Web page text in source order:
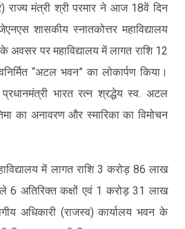
राज्य मंत्री श्री परमार ने आज 18वें दिन
शासकीय स्नातकोत्तर महाविद्यालय
पर महाविद्यालय में लागत राशि 12
“अटल भवन” का लोकार्पण किया।
भारत रत्न श्रद्धेय स्व. अटल
का अनावरण और स्मारिका का विमोचन
में लागत राशि 3 करोड़ 86 लाख
6 अतिरिक्त कक्षों एवं 1 करोड़ 31 लाख
अधिकारी (राजस्व) कार्यालय भवन के